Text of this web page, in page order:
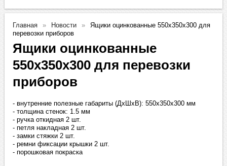
Главная Новости
Ящики оцинкованные 550х350х300 для
перевозки приборов
Ящики оцинкованные
550х350х300 для перевозки
приборов
- внутренние полезные габариты (ДхШхВ): 550х350х300 мм
- толщина стенок: 1.5 мм
- ручка откидная 2 шт.
- петля накладная 2 шт.
- замки стяжки 2 шт.
- ремни фиксации крышки 2 шт.
- порошковая покраска